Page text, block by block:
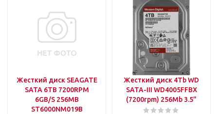
Жесткий диск SEAGATE
SATA 6TB 7200RPM
6GB/S 256MB
ST6000NM019B
Жесткий диск 4Tb WD
SATA-III WD4005FFBX
(7200rpm) 256Mb 3.5"